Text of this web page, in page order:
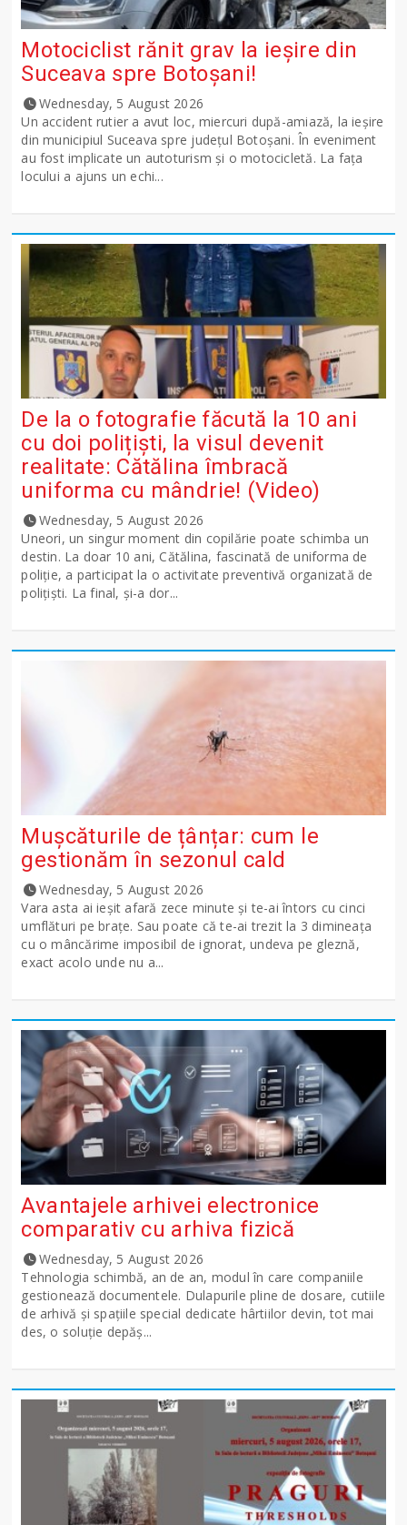
Motociclist rănit grav la ieșire din
Suceava spre Botoșani!
Wednesday, 5 August 2026
Un accident rutier a avut loc, miercuri după-amiază, la ieșire
din municipiul Suceava spre județul Botoșani. În eveniment
au fost implicate un autoturism și o motocicletă. La fața
locului a ajuns un echi...
De la o fotografie făcută la 10 ani
cu doi polițiști, la visul devenit
realitate: Cătălina îmbracă
uniforma cu mândrie! (Video)
Wednesday, 5 August 2026
Uneori, un singur moment din copilărie poate schimba un
destin. La doar 10 ani, Cătălina, fascinată de uniforma de
poliție, a participat la o activitate preventivă organizată de
polițiști. La final, și-a dor...
Mușcăturile de țânțar: cum le
gestionăm în sezonul cald
Wednesday, 5 August 2026
Vara asta ai ieșit afară zece minute și te-ai întors cu cinci
umflături pe brațe. Sau poate că te-ai trezit la 3 dimineața
cu o mâncărime imposibil de ignorat, undeva pe gleznă,
exact acolo unde nu a...
Avantajele arhivei electronice
comparativ cu arhiva fizică
Wednesday, 5 August 2026
Tehnologia schimbă, an de an, modul în care companiile
gestionează documentele. Dulapurile pline de dosare, cutiile
de arhivă și spațiile special dedicate hârtiilor devin, tot mai
des, o soluție depăș...